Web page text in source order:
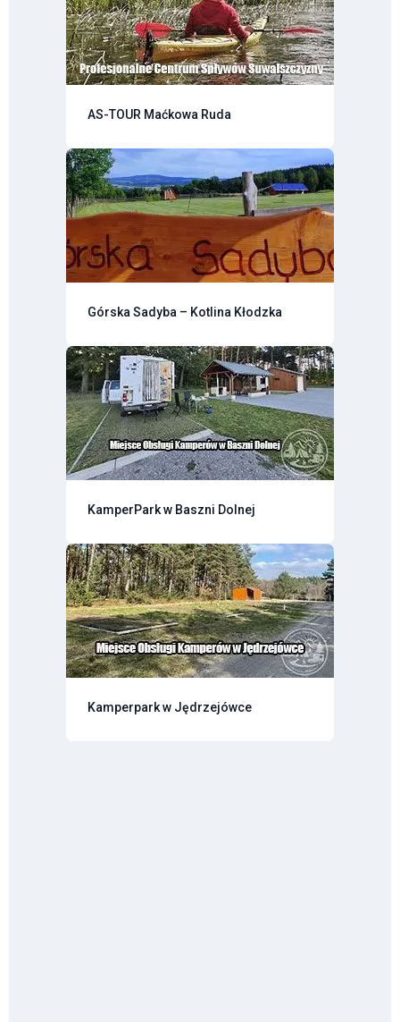
AS-TOUR Maćkowa Ruda
Górska Sadyba – Kotlina Kłodzka
KamperPark w Baszni Dolnej
Kamperpark w Jędrzejówce